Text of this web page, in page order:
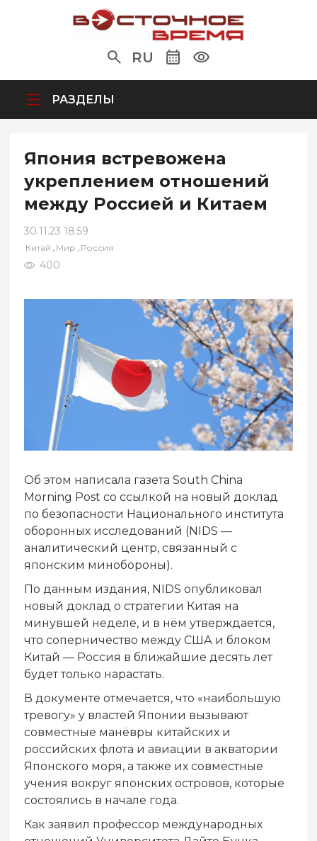
RU
РАЗДЕЛЫ
Япония встревожена
укреплением отношений
между Россией и Китаем
30.11.23 18:59
Китай , Мир , Россия
400
Об этом написала газета South China
Morning Post со ссылкой на новый доклад
по безопасности Национального института
оборонных исследований (NIDS —
аналитический центр, связанный с
японским минобороны).
По данным издания, NIDS опубликовал
новый доклад о стратегии Китая на
минувшей неделе, и в нём утверждается,
что соперничество между США и блоком
Китай — Россия в ближайшие десять лет
будет только нарастать.
В документе отмечается, что «наибольшую
тревогу» у властей Японии вызывают
совместные манёвры китайских и
российских флота и авиации в акватории
Японского моря, а также их совместные
учения вокруг японских островов, которые
состоялись в начале года.
Как заявил профессор международных